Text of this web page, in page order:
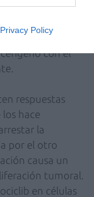
Privacy Policy
combinado
proceso de
tumorales
con el
respuestas
hace
la
por el otro
causa un
tumoral.
en células